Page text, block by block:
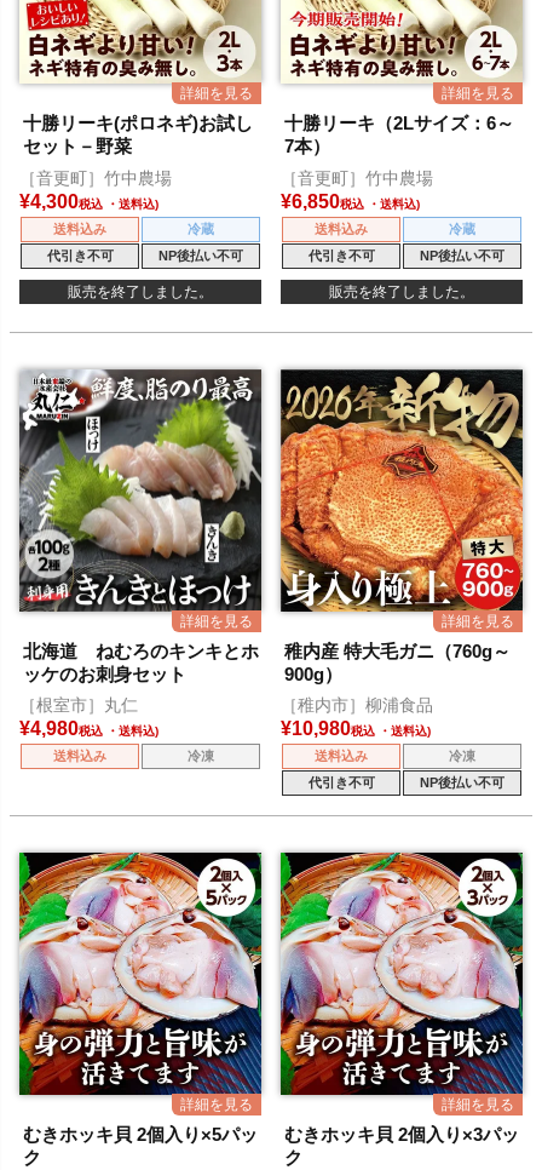
十勝リーキ(ポロネギ)お試し
セット－野菜
［音更町］竹中農場
¥4,300税込
送料込み
冷蔵
代引き不可
NP後払い不可
販売を終了しました。
十勝リーキ（2Lサイズ：6～
7本）
［音更町］竹中農場
¥6,850税込
送料込み
冷蔵
代引き不可
NP後払い不可
販売を終了しました。
北海道 ねむろのキンキとホ
ッケのお刺身セット
［根室市］丸仁
¥4,980税込
送料込み 冷凍
稚内産 特大毛ガニ（760g～
900g）
［稚内市］柳浦食品
¥10,980税込
送料込み
冷凍
代引き不可
NP後払い不可
むきホッキ貝 2個入り×5パッ
ク
むきホッキ貝 2個入り×3パッ
ク